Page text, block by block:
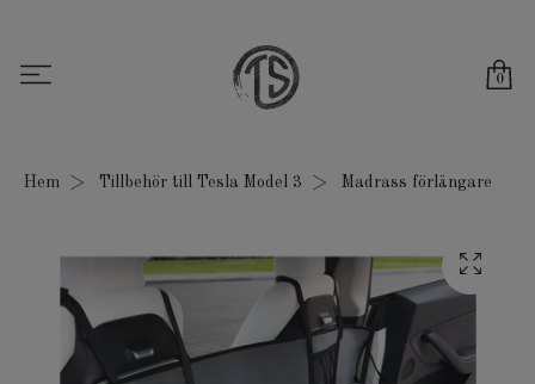
0
Hem Tillbehör till Tesla Model 3 Madrass förlängare